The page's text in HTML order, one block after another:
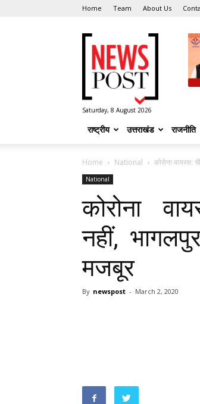
Home Team About Us
Post
Saturday, 8 August 2026
राष्ट्रीय उत्तराखंड राजनीति
Home National कोरोना वायरस:
National
कोरोना
नहीं,
मजबूर
By newspost - March 2, 2020